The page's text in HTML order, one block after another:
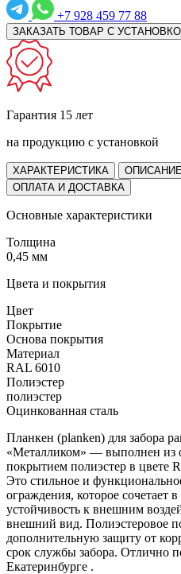
+7 928 459 77 88
ЗАКАЗАТЬ ТОВАР С
Гарантия 15 лет
на продукцию с установкой
ХАРАКТЕРИСТИКА ОПИСАНИЕ
ОПЛАТА И ДОСТАВКА
Основные характеристики
Толщина
0,45 мм
Цвета и покрытия
Цвет
Покрытие
Основа покрытия
Материал
RAL 6010
Полиэстер
полиэстер
Оцинкованная сталь
Планкен (planken) для забора
«Металликом» — выполнен из
покрытием полиэстер в цвете
Это стильное и
ограждения, которое сочетает
устойчивость к внешним
внешний вид. Полиэстеровое
дополнительную защиту от
срок службы забора. Отлично
Екатеринбурге .